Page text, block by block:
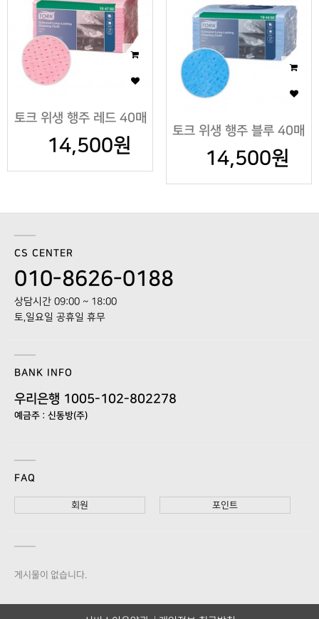
토크 위생 행주 레드 40매
14,500원
토크 위생 행주 블루 40매
14,500원
CS CENTER
010-8626-0188
상담시간 09:00 ~ 18:00
토,일요일 공휴일 휴무
BANK INFO
우리은행 1005-102-802278
예금주 : 신동방(주)
FAQ
회원 포인트
게시물이 없습니다.